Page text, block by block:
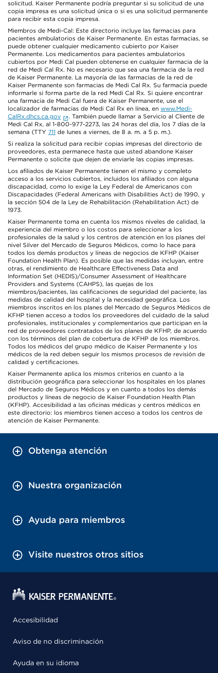
solicitud. Kaiser Permanente podría preguntar si su solicitud de una
copia impresa es una solicitud única o si es una solicitud permanente
para recibir esta copia impresa.
Miembros de Medi-Cal: Este directorio incluye las farmacias para
pacientes ambulatorios de Kaiser Permanente. En estas farmacias, se
puede obtener cualquier medicamento cubierto por Kaiser
Permanente. Los medicamentos para pacientes ambulatorios
cubiertos por Medi Cal pueden obtenerse en cualquier farmacia de la
red de Medi Cal Rx. No es necesario que sea una farmacia de la red
de Kaiser Permanente. La mayoría de las farmacias de la red de
Kaiser Permanente son farmacias de Medi Cal Rx. Su farmacia puede
informarle si forma parte de la red Medi Cal Rx. Si quiere encontrar
una farmacia de Medi Cal fuera de Kaiser Permanente, use el
localizador de farmacias de Medi Cal Rx en línea, en www.Medi-
CalRx.dhcs.ca.gov
. También puede llamar a Servicio al Cliente de
Medi Cal Rx, al 1-800-977-2273, las 24 horas del día, los 7 días de la
semana (TTY 711 de lunes a viernes, de 8 a. m. a 5 p. m.).
Si realiza la solicitud para recibir copias impresas del directorio de
proveedores, esta permanece hasta que usted abandone Kaiser
Permanente o solicite que dejen de enviarle las copias impresas.
Los afiliados de Kaiser Permanente tienen el mismo y completo
acceso a los servicios cubiertos, incluidos los afiliados con alguna
discapacidad, como lo exige la Ley Federal de Americanos con
Discapacidades (Federal Americans with Disabilities Act) de 1990, y
la sección 504 de la Ley de Rehabilitación (Rehabilitation Act) de
1973.
Kaiser Permanente toma en cuenta los mismos niveles de calidad, la
experiencia del miembro o los costos para seleccionar a los
profesionales de la salud y los centros de atención en los planes del
nivel Silver del Mercado de Seguros Médicos, como lo hace para
todos los demás productos y líneas de negocios de KFHP (Kaiser
Foundation Health Plan). Es posible que las medidas incluyan, entre
otras, el rendimiento de Healthcare Effectiveness Data and
Information Set (HEDIS)/Consumer Assessment of Healthcare
Providers and Systems (CAHPS), las quejas de los
miembros/pacientes, las calificaciones de seguridad del paciente, las
medidas de calidad del hospital y la necesidad geográfica. Los
miembros inscritos en los planes del Mercado de Seguros Médicos de
KFHP tienen acceso a todos los proveedores del cuidado de la salud
profesionales, institucionales y complementarios que participan en la
red de proveedores contratados de los planes de KFHP, de acuerdo
con los términos del plan de cobertura de KFHP de los miembros.
Todos los médicos del grupo médico de Kaiser Permanente y los
médicos de la red deben seguir los mismos procesos de revisión de
calidad y certificaciones.
Kaiser Permanente aplica los mismos criterios en cuanto a la
distribución geográfica para seleccionar los hospitales en los planes
del Mercado de Seguros Médicos y en cuanto a todos los demás
productos y líneas de negocio de Kaiser Foundation Health Plan
(KFHP). Accesibilidad a las oficinas médicas y centros médicos en
este directorio: los miembros tienen acceso a todos los centros de
atención de Kaiser Permanente.
Obtenga atención
Nuestra organización
Ayuda para miembros
Visite nuestros otros sitios
Accesibilidad
Aviso de no discriminación
Ayuda en su idioma